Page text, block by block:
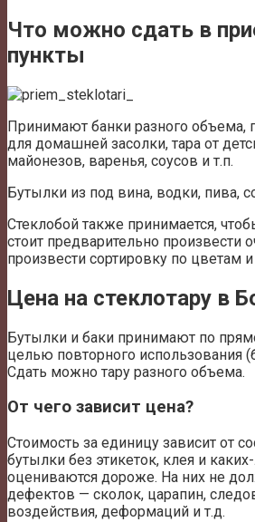
Что можно сдать в
пункты
Принимают банки разного объема,
для домашней засолки, тара от
майонезов, варенья, соусов и т.п.
Бутылки из под вина, водки, пива,
Стеклобой также принимается,
стоит предварительно произвести
произвести сортировку по цветам
Цена на стеклотару в
Бутылки и баки принимают по
целью повторного использования
Сдать можно тару разного объема.
От чего зависит цена?
Стоимость за единицу зависит от
бутылки без этикеток, клея и
оцениваются дороже. На них не
дефектов — сколок, царапин,
воздействия, деформаций и т.д.